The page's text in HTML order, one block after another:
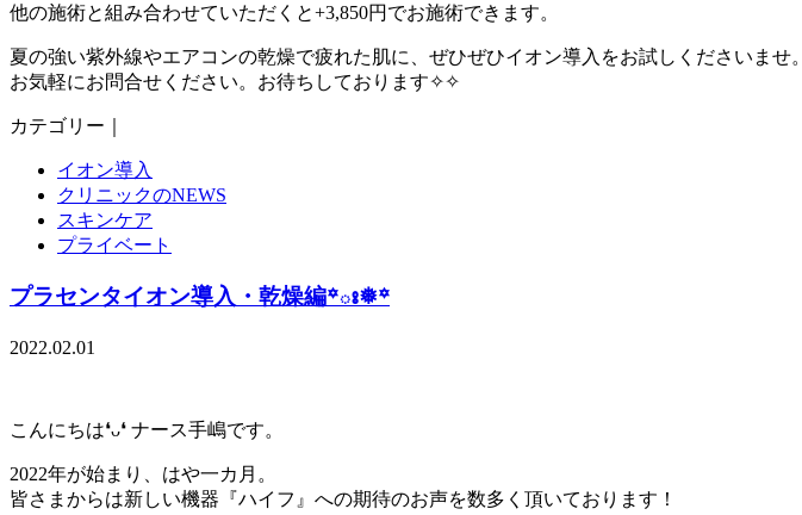
他の施術と組み合わせていただくと+3,850円でお施術できます。
夏の強い紫外線やエアコンの乾燥で疲れた肌に、ぜひぜひイオン導入をお試しくださいませ。
お気軽にお問合せください。お待ちしております✧✧
カテゴリー｜
イオン導入
クリニックのNEWS
スキンケア
プライベート
プラセンタイオン導入・乾燥編꙳ః❅꙳
2022.02.01
こんにちは❛ᴗ❛ ナース手嶋です。
2022年が始まり、はや一カ月。
皆さまからは新しい機器『ハイフ』への期待のお声を数多く頂いております！